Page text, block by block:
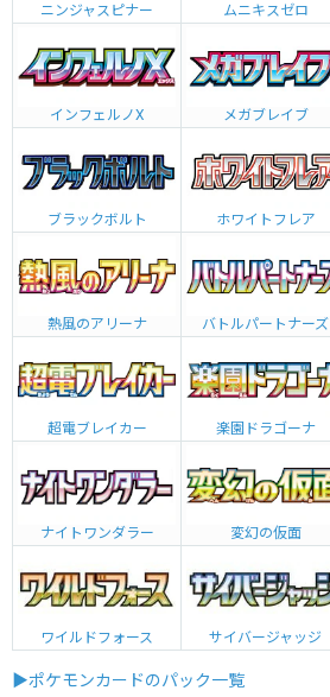
ニンジャスピナー ムニキスゼロ
インフェルノX メガブレイブ
ブラックボルト ホワイトフレア
熱風のアリーナ バトルパートナーズ
超電ブレイカー 楽園ドラゴーナ
ナイトワンダラー 変幻の仮面
ワイルドフォース サイバージャッジ
▶ポケモンカードのパック一覧